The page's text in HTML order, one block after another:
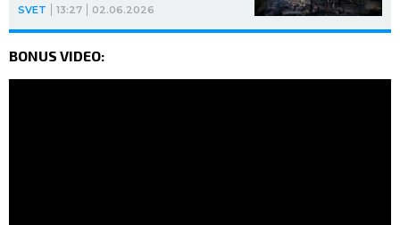
SVET 13:27 02.06.2026
BONUS VIDEO: